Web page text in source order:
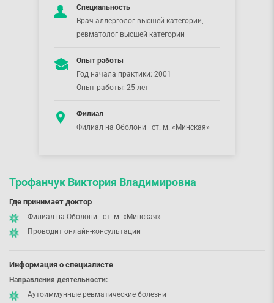
Специальность
Врач-аллерголог высшей категории,
ревматолог высшей категории
Опыт работы
Год начала практики: 2001
Опыт работы: 25 лет
Филиал
Филиал на Оболони | ст. м. «Минская»
Трофанчук Виктория Владимировна
Где принимает доктор
Филиал на Оболони | ст. м. «Минская»
Проводит онлайн-консультации
Информация о специалисте
Направления деятельности:
Аутоиммунные ревматические болезни